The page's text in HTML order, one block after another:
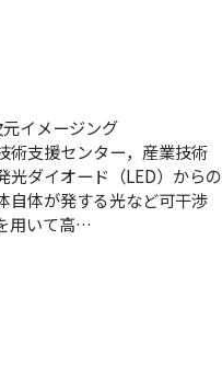
イメージング
術支援センター，産業技術
光ダイオード（LED）からの
自体が発する光など可干渉
用いて高…